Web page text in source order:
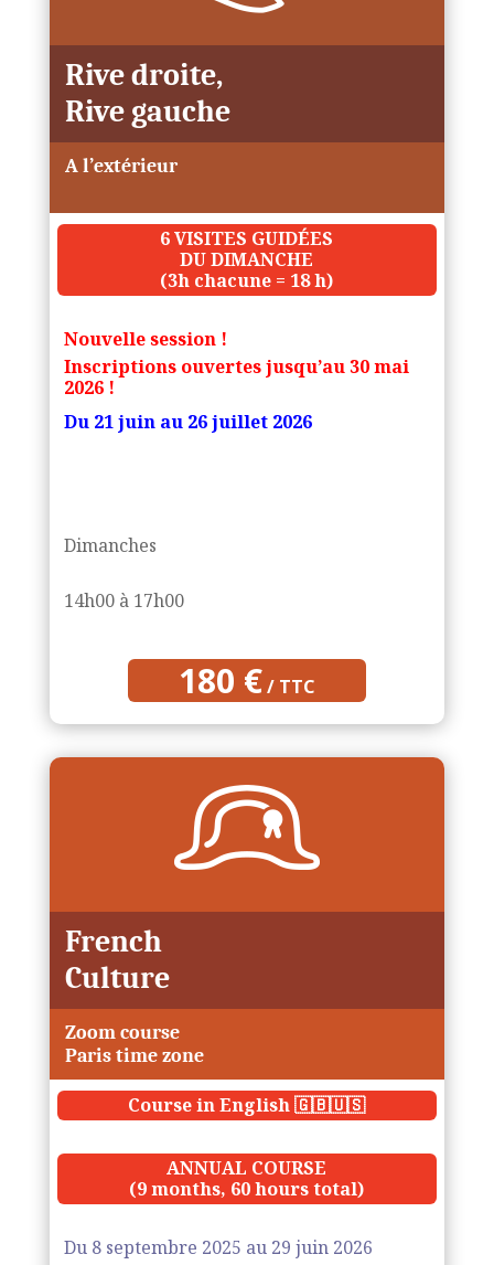
Rive droite,
Rive gauche
A l’extérieur
6 VISITES GUIDÉES
DU DIMANCHE
(3h chacune = 18 h)
Nouvelle session !
Inscriptions ouvertes jusqu’au 30 mai
2026 !
Du 21 juin au 26 juillet 2026
Dimanches
14h00 à 17h00
180 €/ TTC
French
Culture
Zoom course
Paris time zone
Course in English🇬🇧🇺🇸
ANNUAL COURSE
(9 months, 60 hours total)
Du 8 septembre 2025 au 29 juin 2026